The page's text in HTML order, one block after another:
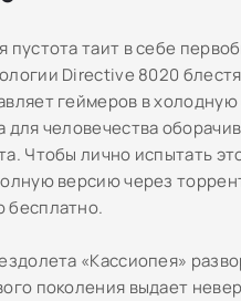
пустота таит в себе
Directive 8020
геймеров в
для человечества
Чтобы лично испытать
версию через
бесплатно.
«Кассиопея»
поколения выдает